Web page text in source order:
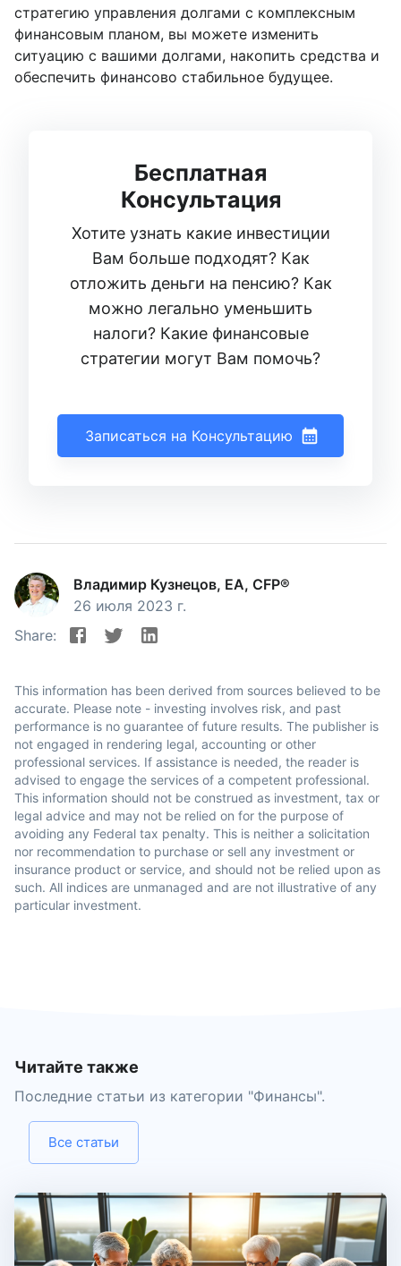
стратегию управления долгами с комплексным
финансовым планом, вы можете изменить
ситуацию с вашими долгами, накопить средства и
обеспечить финансово стабильное будущее.
Бесплатная
Консультация
Хотите узнать какие инвестиции
Вам больше подходят? Как
отложить деньги на пенсию? Как
можно легально уменьшить
налоги? Какие финансовые
стратегии могут Вам помочь?
Записаться на Консультацию
Владимир Кузнецов, EA, CFP®
26 июля 2023 г.
Share:
This information has been derived from sources believed to be
accurate. Please note - investing involves risk, and past
performance is no guarantee of future results. The publisher is
not engaged in rendering legal, accounting or other
professional services. If assistance is needed, the reader is
advised to engage the services of a competent professional.
This information should not be construed as investment, tax or
legal advice and may not be relied on for the purpose of
avoiding any Federal tax penalty. This is neither a solicitation
nor recommendation to purchase or sell any investment or
insurance product or service, and should not be relied upon as
such. All indices are unmanaged and are not illustrative of any
particular investment.
Читайте также
Последние статьи из категории "Финансы".
Все статьи